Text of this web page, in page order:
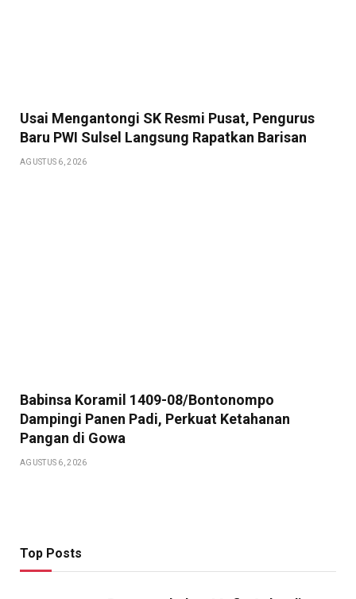
Usai Mengantongi SK Resmi Pusat, Pengurus
Baru PWI Sulsel Langsung Rapatkan Barisan
AGUSTUS 6, 2026
Babinsa Koramil 1409-08/Bontonompo
Dampingi Panen Padi, Perkuat Ketahanan
Pangan di Gowa
AGUSTUS 6, 2026
Top Posts